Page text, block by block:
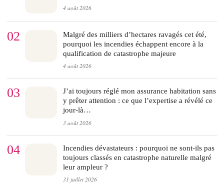
4 août 2026
02
Malgré des milliers d’hectares ravagés cet été,
pourquoi les incendies échappent encore à la
qualification de catastrophe majeure
4 août 2026
03
J’ai toujours réglé mon assurance habitation sans
y prêter attention : ce que l’expertise a révélé ce
jour-là…
3 août 2026
04
Incendies dévastateurs : pourquoi ne sont-ils pas
toujours classés en catastrophe naturelle malgré
leur ampleur ?
31 juillet 2026